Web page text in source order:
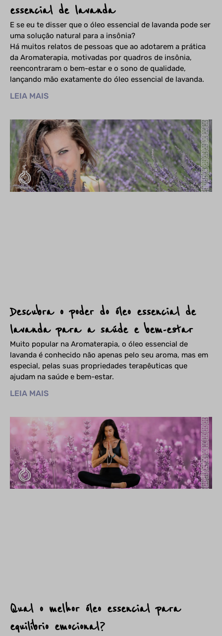
essencial de lavanda
E se eu te disser que o óleo essencial de lavanda pode ser
uma solução natural para a insônia?
Há muitos relatos de pessoas que ao adotarem a prática
da Aromaterapia, motivadas por quadros de insônia,
reencontraram o bem-estar e o sono de qualidade,
lançando mão exatamente do óleo essencial de lavanda.
LEIA MAIS
Descubra o poder do óleo essencial de
lavanda para a saúde e bem-estar
Muito popular na Aromaterapia, o óleo essencial de
lavanda é conhecido não apenas pelo seu aroma, mas em
especial, pelas suas propriedades terapêuticas que
ajudam na saúde e bem-estar.
LEIA MAIS
Qual o melhor óleo essencial para
equilíbrio emocional?